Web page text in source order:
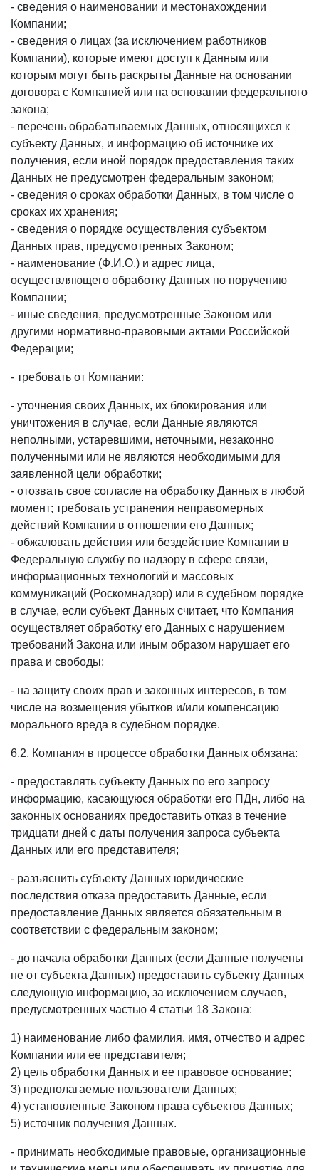
- сведения о наименовании и местонахождении
Компании;
- сведения о лицах (за исключением работников
Компании), которые имеют доступ к Данным или
которым могут быть раскрыты Данные на основании
договора с Компанией или на основании федерального
закона;
- перечень обрабатываемых Данных, относящихся к
субъекту Данных, и информацию об источнике их
получения, если иной порядок предоставления таких
Данных не предусмотрен федеральным законом;
- сведения о сроках обработки Данных, в том числе о
сроках их хранения;
- сведения о порядке осуществления субъектом
Данных прав, предусмотренных Законом;
- наименование (Ф.И.О.) и адрес лица,
осуществляющего обработку Данных по поручению
Компании;
- иные сведения, предусмотренные Законом или
другими нормативно-правовыми актами Российской
Федерации;
- требовать от Компании:
- уточнения своих Данных, их блокирования или
уничтожения в случае, если Данные являются
неполными, устаревшими, неточными, незаконно
полученными или не являются необходимыми для
заявленной цели обработки;
- отозвать свое согласие на обработку Данных в любой
момент; требовать устранения неправомерных
действий Компании в отношении его Данных;
- обжаловать действия или бездействие Компании в
Федеральную службу по надзору в сфере связи,
информационных технологий и массовых
коммуникаций (Роскомнадзор) или в судебном порядке
в случае, если субъект Данных считает, что Компания
осуществляет обработку его Данных с нарушением
требований Закона или иным образом нарушает его
права и свободы;
- на защиту своих прав и законных интересов, в том
числе на возмещения убытков и/или компенсацию
морального вреда в судебном порядке.
6.2. Компания в процессе обработки Данных обязана:
- предоставлять субъекту Данных по его запросу
информацию, касающуюся обработки его ПДн, либо на
законных основаниях предоставить отказ в течение
тридцати дней с даты получения запроса субъекта
Данных или его представителя;
- разъяснить субъекту Данных юридические
последствия отказа предоставить Данные, если
предоставление Данных является обязательным в
соответствии с федеральным законом;
- до начала обработки Данных (если Данные получены
не от субъекта Данных) предоставить субъекту Данных
следующую информацию, за исключением случаев,
предусмотренных частью 4 статьи 18 Закона:
1) наименование либо фамилия, имя, отчество и адрес
Компании или ее представителя;
2) цель обработки Данных и ее правовое основание;
3) предполагаемые пользователи Данных;
4) установленные Законом права субъектов Данных;
5) источник получения Данных.
- принимать необходимые правовые, организационные